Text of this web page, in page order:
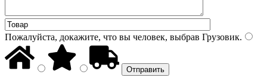
Пожалуйста, докажите, что вы человек, выбрав Грузовик.